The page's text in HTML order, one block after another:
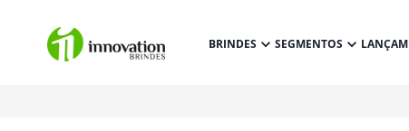
BRINDES SEGMENTOS